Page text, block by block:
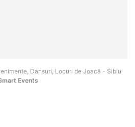
Dansuri, Locuri de Joacă - Sibiu
Events